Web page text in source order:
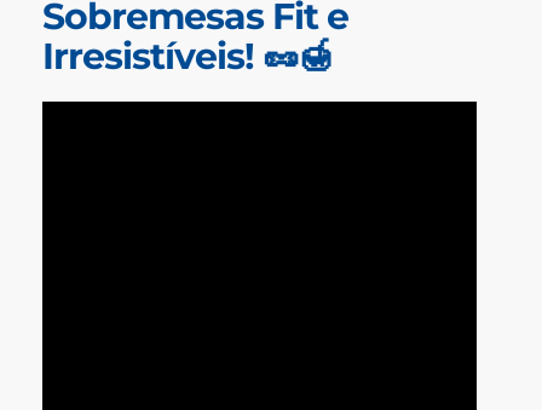
Sobremesas Fit e
Irresistíveis! 🥜🍯